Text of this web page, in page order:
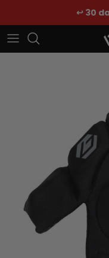
↩️ 30